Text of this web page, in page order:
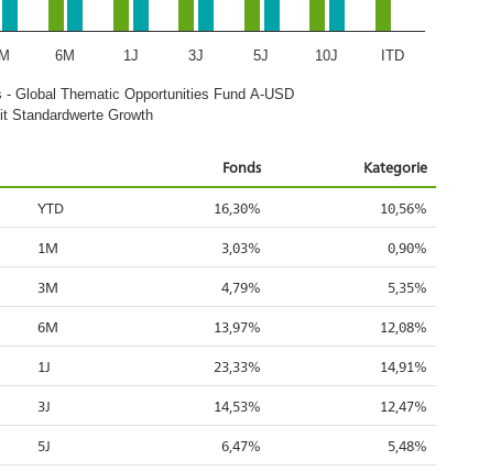
- Global Thematic Opportunities Fund A-USD
Standardwerte Growth
6M 1J 3J 5J 10J ITD
Fonds Kategorie
YTD 16,30% 10,56%
1M 3,03% 0,90%
3M 4,79% 5,35%
6M 13,97% 12,08%
1J 23,33% 14,91%
3J 14,53% 12,47%
5J 6,47% 5,48%